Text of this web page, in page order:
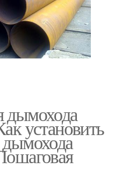
дымохода
установить